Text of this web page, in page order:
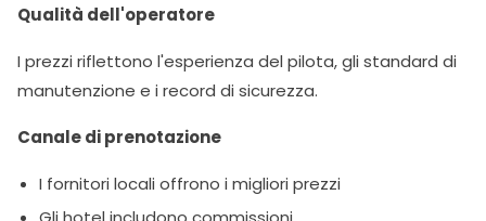
Qualità dell'operatore
I prezzi riflettono l'esperienza del pilota, gli standard di
manutenzione e i record di sicurezza.
Canale di prenotazione
I fornitori locali offrono i migliori prezzi